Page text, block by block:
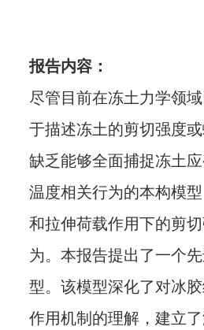
报告内容：
尽管目前在冻土力学领
于描述冻土的剪切强度
缺乏能够全面捕捉冻土
温度相关行为的本构模
和拉伸荷载作用下的剪
为。本报告提出了一个
型。该模型深化了对冰
作用机制的理解，建立